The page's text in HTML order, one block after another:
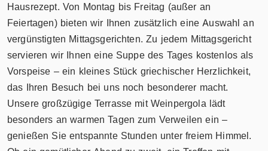
Hausrezept. Von Montag bis Freitag (außer an
Feiertagen) bieten wir Ihnen zusätzlich eine Auswahl an
vergünstigten Mittagsgerichten. Zu jedem Mittagsgericht
servieren wir Ihnen eine Suppe des Tages kostenlos als
Vorspeise – ein kleines Stück griechischer Herzlichkeit,
das Ihren Besuch bei uns noch besonderer macht.
Unsere großzügige Terrasse mit Weinpergola lädt
besonders an warmen Tagen zum Verweilen ein –
genießen Sie entspannte Stunden unter freiem Himmel.